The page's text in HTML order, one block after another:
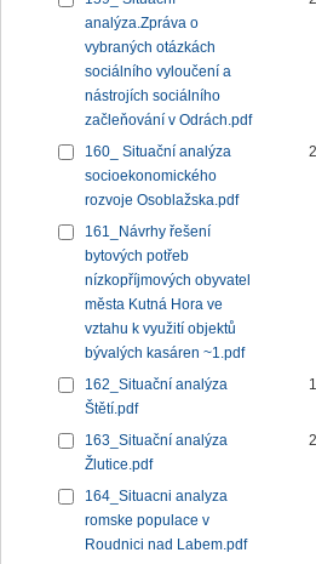
analýza.Zpráva o
vybraných otázkách
sociálního vyloučení a
nástrojích sociálního
začleňování v Odrách.pdf
160_ Situační analýza
socioekonomického
rozvoje Osoblažska.pdf
161_Návrhy řešení
bytových potřeb
nízkopříjmových obyvatel
města Kutná Hora ve
vztahu k využití objektů
bývalých kasáren ~1.pdf
162_Situační analýza
Štětí.pdf
163_Situační analýza
Žlutice.pdf
164_Situacni analyza
romske populace v
Roudnici nad Labem.pdf